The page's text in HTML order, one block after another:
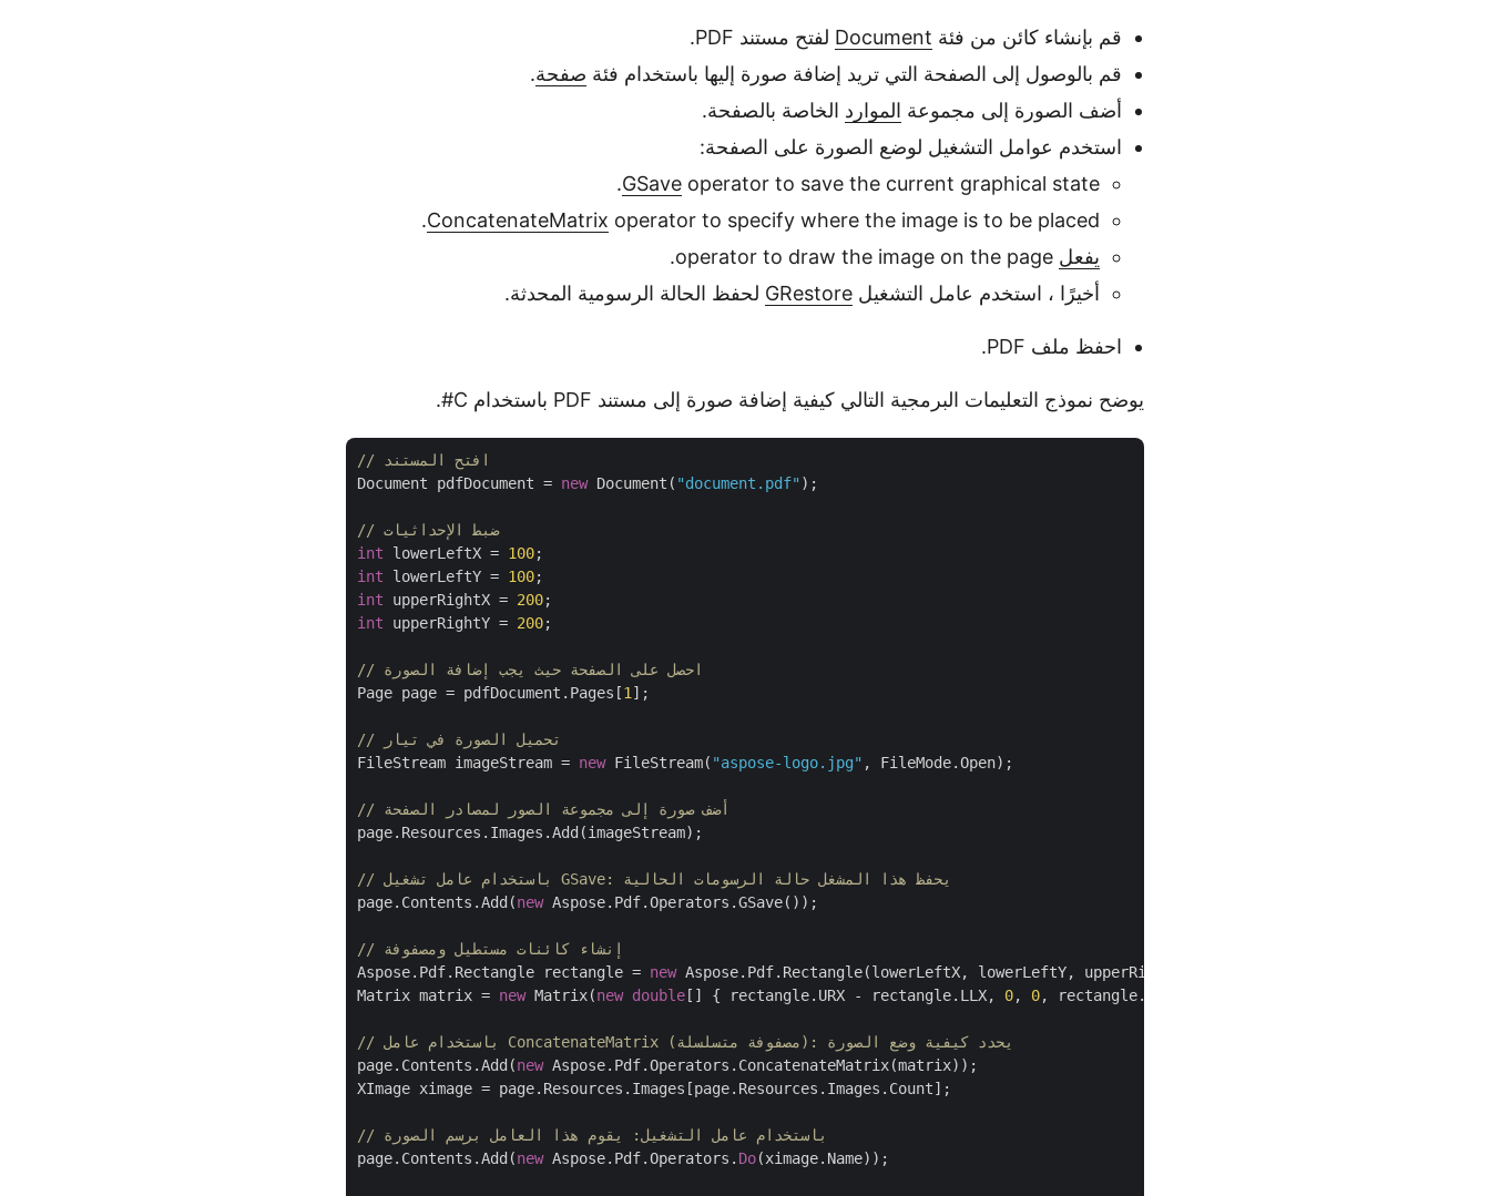
قم بإنشاء كائن من فئة Document لفتح مستند PDF.
قم بالوصول إلى الصفحة التي تريد إضافة صورة إليها باستخدام فئة صفحة.
أضف الصورة إلى مجموعة الموارد الخاصة بالصفحة.
استخدم عوامل التشغيل لوضع الصورة على الصفحة:
GSave operator to save the current graphical state.
ConcatenateMatrix operator to specify where the image is to be placed.
يفعل
أخيرًا ، استخدم عامل التشغيل GRestore لحفظ الحالة الرسومية المحدثة.
احفظ ملف PDF.
يوضح نموذج التعليمات البرمجية التالي كيفية إضافة صورة إلى مستند PDF باستخدام C#.
// افتح المستند
Document pdfDocument = new Document( "document.pdf" );
// ضبط الإحداثيات
int lowerLeftX = 100
int lowerLeftY = 100
int upperRightX = 200
int upperRightY = 200;
// احصل على الصفحة حيث يجب إضافة الصورة
Page page = pdfDocument.Pages[1 ];
// تحميل الصورة في تيار
FileStream imageStream = new FileStream( "aspose-logo.jpg" , FileMode.Open);
// أضف صورة إلى مجموعة الصور لمصادر الصفحة
page.Resources.Images.Add(imageStream);
// باستخدام عامل تشغيل GSave: يحفظ هذا المشغل حالة الرسومات الحالية
page.Contents.Add(new Aspose.Pdf.Operators.GSave());
// إنشاء كائنات مستطيل ومصفوفة
Aspose.Pdf.Rectangle rectangle = new Aspose.Pdf.Rectangle(lowerLeftX, lowerLeftY, upperRightX, upperRightY);
Matrix matrix = new Matrix(new double [] { rectangle.URX - rectangle.LLX, 0, 0, rectangle.URY - rectangle.LLY, rectangle.LLX,
// باستخدام عامل ConcatenateMatrix (مصفوفة متسلسلة): يحدد كيفية وضع الصورة
page.Contents.Add(new Aspose.Pdf.Operators.ConcatenateMatrix(matrix));
XImage ximage = page.Resources.Images[page.Resources.Images.Count];
// باستخدام عامل التشغيل: يقوم هذا العامل برسم الصورة
page.Contents.Add(new Aspose.Pdf.Operators. Do(ximage.Name));